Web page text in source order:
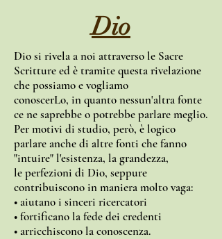
Dio
Dio si rivela a noi attraverso le Sacre
Scritture ed è tramite questa rivelazione
che possiamo e vogliamo
conoscerLo, in quanto nessun'altra fonte
ce ne saprebbe o potrebbe parlare meglio.
Per motivi di studio, però, è logico
parlare anche di altre fonti che fanno
"intuire" l'esistenza, la grandezza,
le perfezioni di Dio, seppure
contribuiscono in maniera molto vaga:
• aiutano i sinceri ricercatori
• fortificano la fede dei credenti
• arricchiscono la conoscenza.